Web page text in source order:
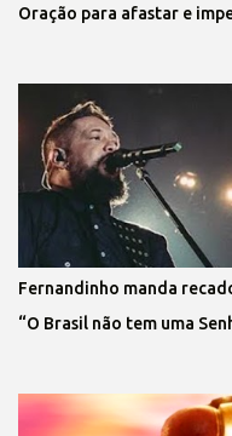
Oração para afastar e
Fernandinho manda
“O Brasil não tem uma